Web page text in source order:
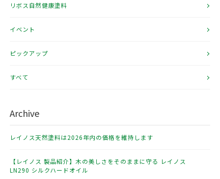
リボス自然健康塗料
イベント
ピックアップ
すべて
Archive
レイノス天然塗料は2026年内の価格を維持します
【レイノス 製品紹介】木の美しさをそのままに守る レイノス
LN290 シルクハードオイル